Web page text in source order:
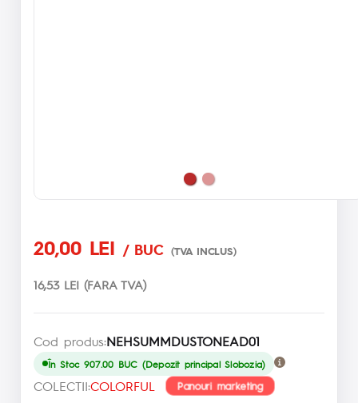
20,00 LEI / BUC (TVA INCLUS)
16,53 LEI (FARA TVA)
Cod produs:NEHSUMMDUSTONEAD01
În Stoc 907.00 BUC (Depozit principal Slobozia)
COLECTII:COLORFUL Panouri marketing